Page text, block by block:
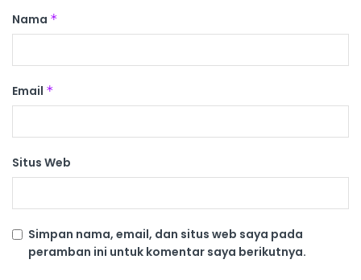
Nama *
Email *
Situs Web
Simpan nama, email, dan situs web saya pada
peramban ini untuk komentar saya berikutnya.